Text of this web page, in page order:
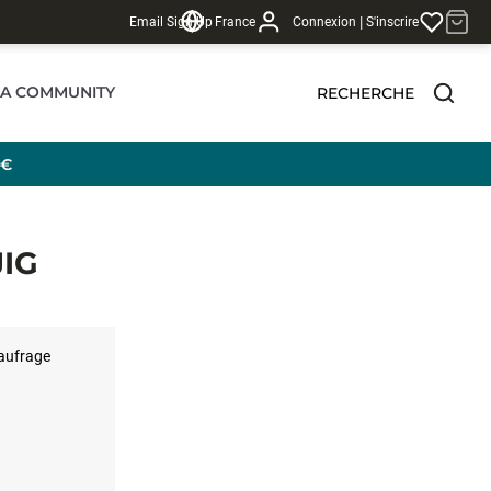
Email Sign Up France Connexion | S'inscrire
COMMUNITY RECHERCHE
€